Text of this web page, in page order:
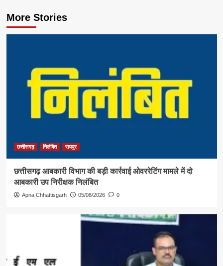
More Stories
छत्तीसगढ़ निलंबित रायपुर
छत्तीसगढ़ आबकारी विभाग की बड़ी कार्रवाई ओवररेटिंग मामले में दो
आबकारी उप निरीक्षक निलंबित
Apna Chhattisgarh 05/08/2026 0